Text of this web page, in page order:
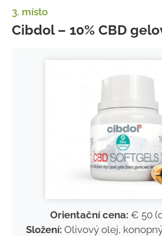
3. místo
Cibdol – 10% CBD
Orientační cena: € 50
Složení: Olivový olej,